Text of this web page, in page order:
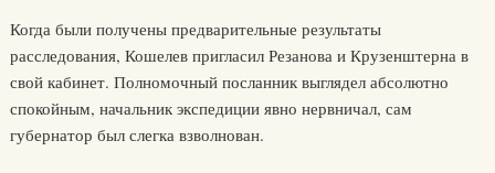
Когда были получены предварительные результаты
расследования, Кошелев пригласил Резанова и Крузенштерна в
свой кабинет. Полномочный посланник выглядел абсолютно
спокойным, начальник экспедиции явно нервничал, сам
губернатор был слегка взволнован.